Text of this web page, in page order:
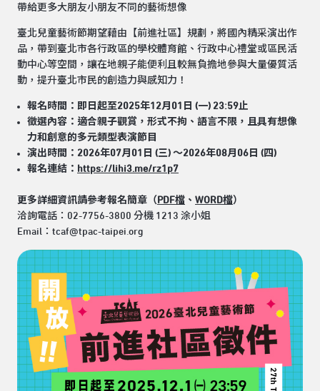
帶給更多大朋友小朋友不同的藝術想像
臺北兒童藝術節期望藉由【前進社區】規劃，將國內精采演出作
品，帶到臺北市各行政區的學校體育館、行政中心禮堂或區民活
動中心等空間，讓在地親子能便利且較無負擔地參與大量優質活
動，提升臺北市民的創造力與感知力！
報名時間：即日起至2025年12月01日 (一) 23:59止
徵選內容：適合親子觀賞，形式不拘、語言不限，且具有想像
力和創意的多元類型表演節目
演出時間：2026年07月01日 (三) ～2026年08月06日 (四)
報名連結： https://lihi3.me/rz1p7
更多詳細資訊請參考報名簡章（ PDF檔 、 WORD檔）
洽詢電話：02-7756-3800 分機 1213 涂小姐
Email：tcaf@tpac-taipei.org